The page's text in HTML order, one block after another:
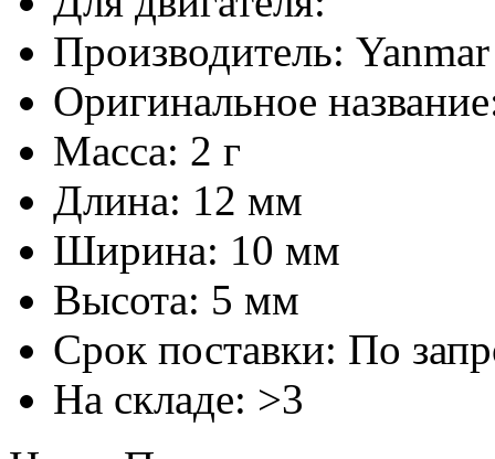
Производитель: Yanmar
Оригинальное
Масса: 2 г
Длина: 12 мм
Ширина: 10 мм
Высота: 5 мм
Срок поставки: По
На складе: >3